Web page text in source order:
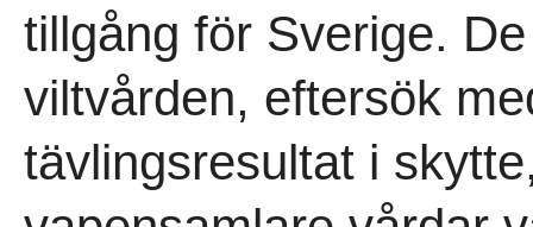
tillgång för Sverige.
viltvården, eftersök
tävlingsresultat i